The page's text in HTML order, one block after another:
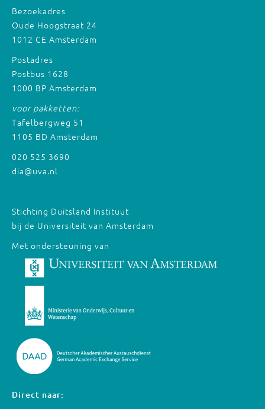
Bezoekadres
Oude Hoogstraat 24
1012 CE Amsterdam
Postadres
Postbus 1628
1000 BP Amsterdam
voor pakketten:
Tafelbergweg 51
1105 BD Amsterdam
020 525 3690
dia@uva.nl
Stichting Duitsland Instituut
bij de Universiteit van Amsterdam
Met ondersteuning van
Direct naar: